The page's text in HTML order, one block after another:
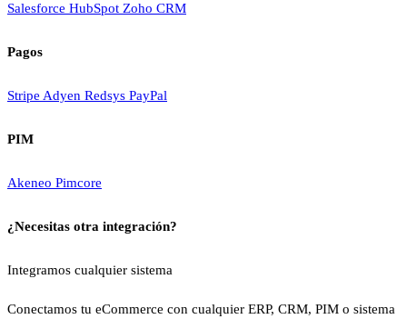
Salesforce HubSpot Zoho CRM
Pagos
Stripe Adyen Redsys PayPal
PIM
Akeneo Pimcore
¿Necesitas otra integración?
Integramos cualquier sistema
Conectamos tu eCommerce con cualquier ERP, CRM, PIM o sistema